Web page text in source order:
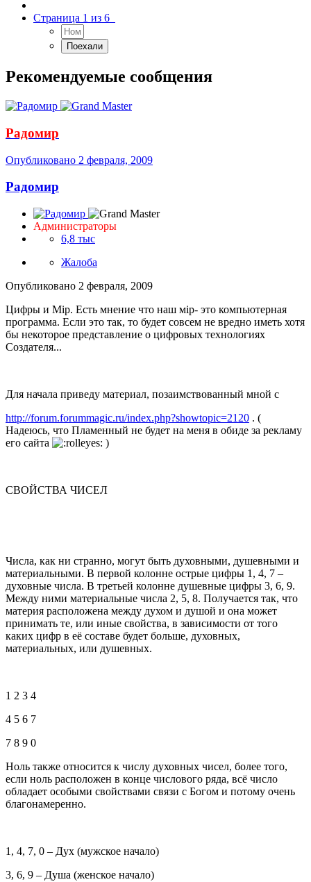
Страница 1 из 6
Рекомендуемые сообщения
Радомир
Опубликовано 2 февраля, 2009
Радомир
Администраторы
6,8 тыс
Жалоба
Опубликовано 2 февраля, 2009
Цифры и Мiр. Есть мнение что наш мiр- это компьютерная
программа. Если это так, то будет совсем не вредно иметь хотя
бы некоторое представление о цифровых технологиях
Создателя...
Для начала приведу материал, позаимствованный мной с
http://forum.forummagic.ru/index.php?showtopic=2120 . (
Надеюсь, что Пламенный не будет на меня в обиде за рекламу
его сайта
)
СВОЙСТВА ЧИСЕЛ
Числа, как ни странно, могут быть духовными, душевными и
материальными. В первой колонне острые цифры 1, 4, 7 –
духовные числа. В третьей колонне душевные цифры 3, 6, 9.
Между ними материальные числа 2, 5, 8. Получается так, что
материя расположена между духом и душой и она может
принимать те, или иные свойства, в зависимости от того
каких цифр в её составе будет больше, духовных,
материальных, или душевных.
1 2 3 4
4 5 6 7
7 8 9 0
Ноль также относится к числу духовных чисел, более того,
если ноль расположен в конце числового ряда, всё число
обладает особыми свойствами связи с Богом и потому очень
благонамеренно.
1, 4, 7, 0 – Дух (мужское начало)
3, 6, 9 – Душа (женское начало)